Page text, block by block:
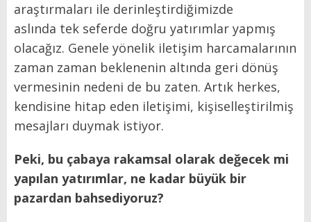
araştırmaları ile derinleştirdiğimizde
aslında tek seferde doğru yatırımlar yapmış
olacağız. Genele yönelik iletişim harcamalarının
zaman zaman beklenenin altında geri dönüş
vermesinin nedeni de bu zaten. Artık herkes,
kendisine hitap eden iletişimi, kişiselleştirilmiş
mesajları duymak istiyor.
Peki, bu çabaya rakamsal olarak değecek mi
yapılan yatırımlar, ne kadar büyük bir
pazardan bahsediyoruz?